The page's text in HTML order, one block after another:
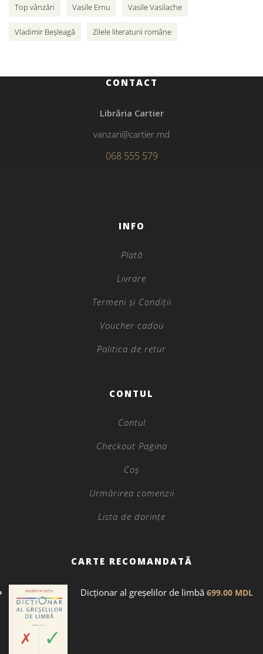
Top vânzări Vasile Ernu Vasile Vasilache
Vladimir Beșleagă Zilele literaturii române
CONTACT
Librăria Cartier
vanzari@cartier.md
068 555 579
INFO
Plată
Livrare
Termeni și Condiții
Voucher cadou
Politica de retur
CONTUL
Contul
Checkout Pagina
Coș
Urmărirea comenzii
Lista de dorințe
CARTE RECOMANDATĂ
Dicţionar al greșelilor de limbă 699.00 MDL